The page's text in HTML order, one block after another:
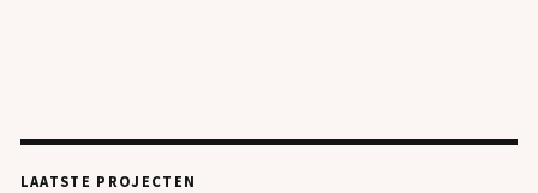
LAATSTE PROJECTEN